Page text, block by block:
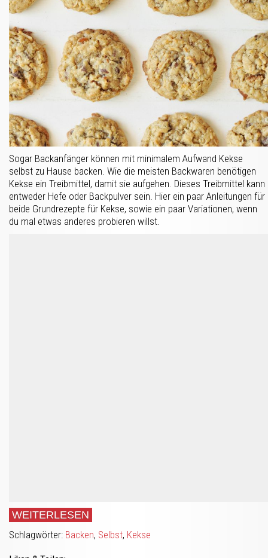
Sogar Backanfänger können mit minimalem Aufwand Kekse
selbst zu Hause backen. Wie die meisten Backwaren benötigen
Kekse ein Treibmittel, damit sie aufgehen. Dieses Treibmittel kann
entweder Hefe oder Backpulver sein. Hier ein paar Anleitungen für
beide Grundrezepte für Kekse, sowie ein paar Variationen, wenn
du mal etwas anderes probieren willst.
WEITERLESEN
Schlagwörter: Backen, Selbst, Kekse